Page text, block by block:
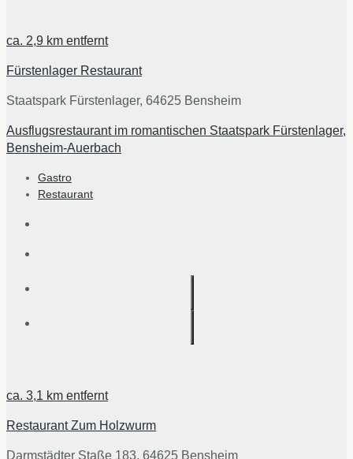
ca. 2,9 km entfernt
Fürstenlager Restaurant
Staatspark Fürstenlager, 64625 Bensheim
Ausflugsrestaurant im romantischen Staatspark Fürstenlager,
Bensheim-Auerbach
Gastro
Restaurant
ca. 3,1 km entfernt
Restaurant Zum Holzwurm
Darmstädter Staße 183, 64625 Bensheim